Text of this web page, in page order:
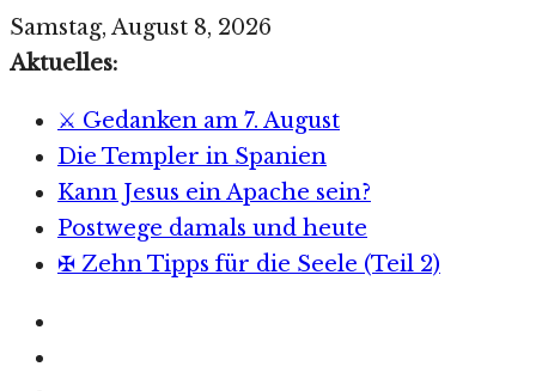
Zum
Inhalt
Samstag, August 8, 2026
Aktuelles:
⚔️ Gedanken am 7. August
Die Templer in Spanien
Kann Jesus ein Apache sein?
Postwege damals und heute
✠ Zehn Tipps für die Seele (Teil 2)